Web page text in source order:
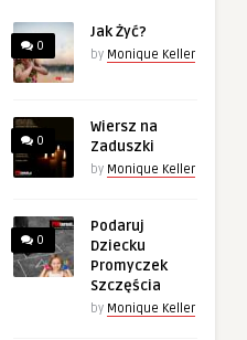
0
Jak Żyć?
by Monique Keller
0
Wiersz na
Zaduszki
by Monique Keller
0
Podaruj
Dziecku
Promyczek
Szczęścia
by Monique Keller